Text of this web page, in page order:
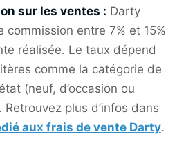
sur les ventes : Darty
commission entre 7% et 15%
réalisée. Le taux dépend
comme la catégorie de
(neuf, d’occasion ou
plus d’infos dans
aux frais de vente Darty.